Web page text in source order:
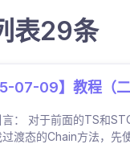
表29条
07-09】教程（
言： 对于前面的TS和
渡态的Chain方法，先